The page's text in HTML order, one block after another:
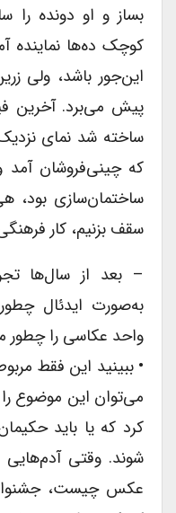
بساز و او دونده را
کوچک ده‌ها نماینده
این‌جور باشد، ولی
پیش می‌برد. آخرین
ساخته شد نمای نزدیک
که چینی‌فروشان آمد
ساختمان‌سازی بود، هی
سقف بزنیم، کار
– بعد از سال‌ها
به‌صورت ایدئال
واحد عکاسی را چطور
• ببینید این فقط
می‌توان این موضوع
کرد که یا باید
شوند. وقتی آدم‌هایی
عکس چیست، جشنواره